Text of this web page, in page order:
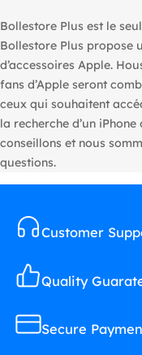
Bollestore Plus est le
Bollestore Plus propose
d’accessoires Apple.
fans d’Apple seront
ceux qui souhaitent
la recherche d’un
conseillons et nous
questions.
Customer
Quality
Secure